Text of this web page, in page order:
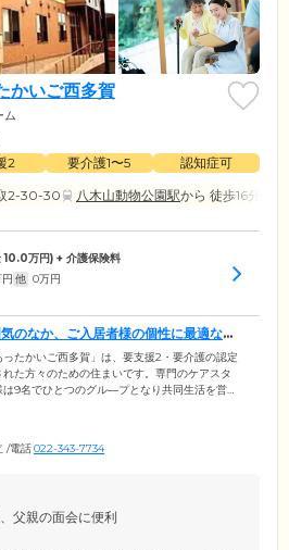
かいご西多賀
ム
2 要介護1〜5
認知症可
2-30-30
八木山動物公園駅から 徒歩16分
10.0万円) + 介護保険料
他 0万円
のなか、ご入居者様の個性に最適なケ
たかいご西多賀」は、要支援2・要介護の認定
た方々のための住まいです。専門のケアスタ
9名でひとつのグル―プとなり共同生活を営ん
、掃除などから、お一人おひとりが得意とす
により、認知症の進行の抑制を図っていま
/電話022-343-7734
父親の面会に便利